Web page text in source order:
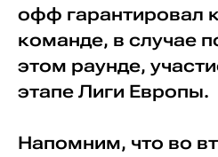
офф гарантировал
команде, в случае
этом раунде,
этапе Лиги Европы.
Напомним, что во